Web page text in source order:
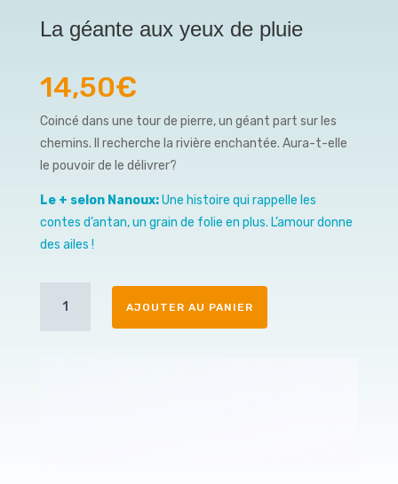
La géante aux yeux de pluie
14,50€
Coincé dans une tour de pierre, un géant part sur les
chemins. Il recherche la rivière enchantée. Aura-t-elle
le pouvoir de le délivrer?
Le + selon Nanoux:Une histoire qui rappelle les
contes d’antan, un grain de folie en plus. L’amour donne
des ailes !
AJOUTER AU PANIER